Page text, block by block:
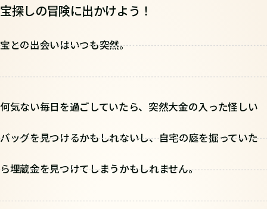
宝探しの冒険に出かけよう！
宝との出会いはいつも突然。
何気ない毎日を過ごしていたら、突然大金の入った怪しい
バッグを見つけるかもしれないし、自宅の庭を掘っていた
ら埋蔵金を見つけてしまうかもしれません。